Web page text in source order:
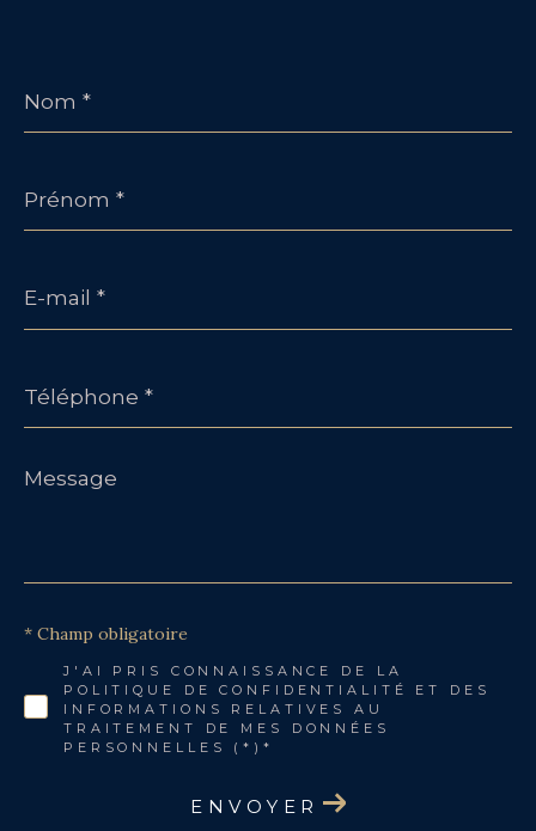
*
*
mail
*
*
Message
*
J'AI PRIS CONNAISSANCE DE LA
POLITIQUE DE CONFIDENTIALITÉ ET DES
INFORMATIONS RELATIVES AU
TRAITEMENT DE MES DONNÉES
PERSONNELLES (*)*
* Champ obligatoire
ENVOYER